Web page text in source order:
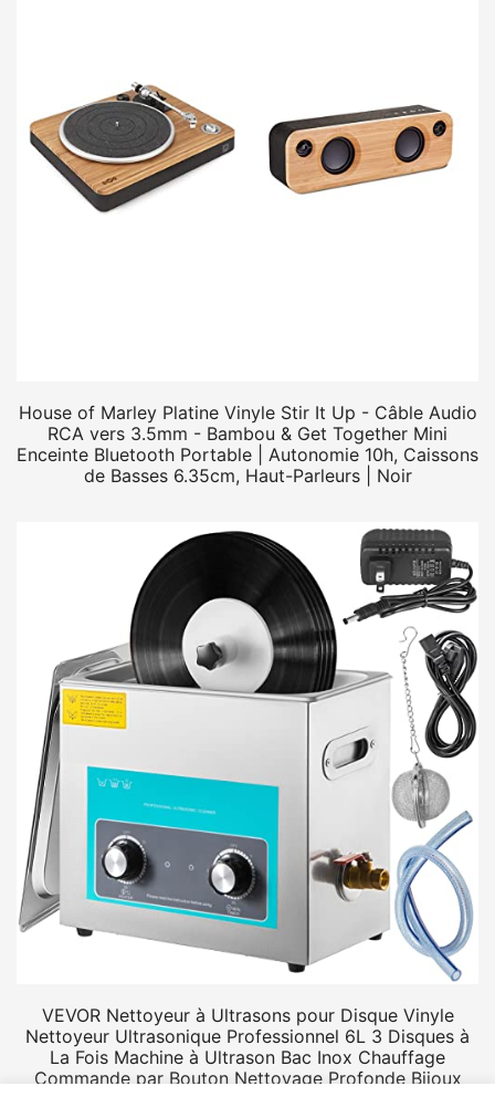
House of Marley Platine Vinyle Stir It Up - Câble Audio
RCA vers 3.5mm - Bambou & Get Together Mini
Enceinte Bluetooth Portable | Autonomie 10h, Caissons
de Basses 6.35cm, Haut-Parleurs | Noir
VEVOR Nettoyeur à Ultrasons pour Disque Vinyle
Nettoyeur Ultrasonique Professionnel 6L 3 Disques à
La Fois Machine à Ultrason Bac Inox Chauffage
Commande par Bouton Nettoyage Profonde Bijoux